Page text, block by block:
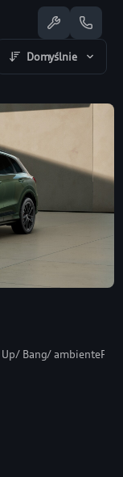
Domyślnie
Bang/ ambientePRO